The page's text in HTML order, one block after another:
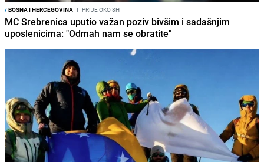
/BOSNA I HERCEGOVINA I PRIJE OKO 8H
MC Srebrenica uputio važan poziv bivšim i sadašnjim
uposlenicima: "Odmah nam se obratite"